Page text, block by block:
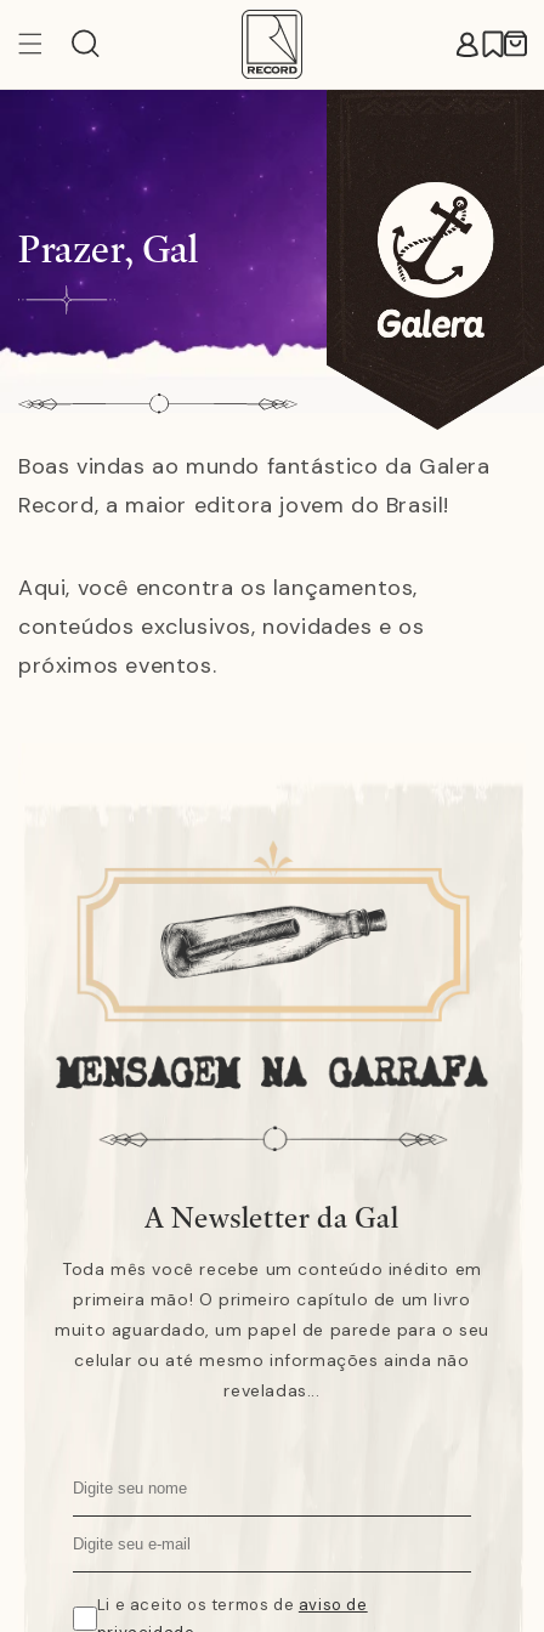
para o
conteúdo
Prazer, Gal
Boas vindas ao mundo fantástico da Galera
Record, a maior editora jovem do Brasil!
Aqui, você encontra os lançamentos,
conteúdos exclusivos, novidades e os
próximos eventos.
A Newsletter da Gal
Toda mês você recebe um conteúdo inédito em
primeira mão! O primeiro capítulo de um livro
muito aguardado, um papel de parede para o seu
celular ou até mesmo informações ainda não
reveladas...
Li e aceito os termos de aviso de